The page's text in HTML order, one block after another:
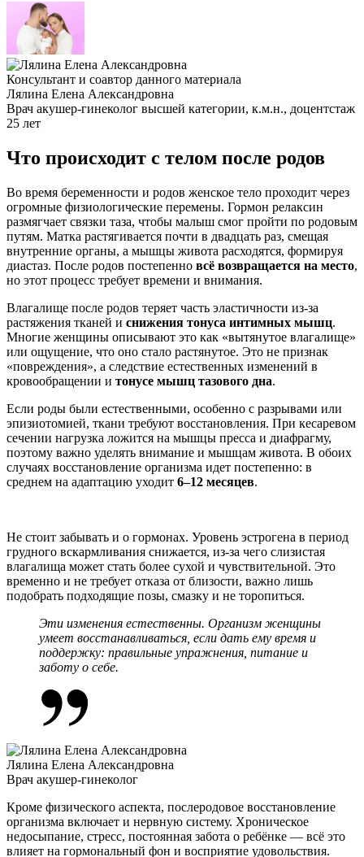
Консультант и соавтор данного материала
Лялина Елена Александровна
Врач акушер-гинеколог высшей категории, к.м.н., доцентстаж
25 лет
Что происходит с телом после родов
Во время беременности и родов женское тело проходит через
огромные физиологические перемены. Гормон релаксин
размягчает связки таза, чтобы малыш смог пройти по родовым
путям. Матка растягивается почти в двадцать раз, смещая
внутренние органы, а мышцы живота расходятся, формируя
диастаз. После родов постепенно всё возвращается на место,
но этот процесс требует времени и внимания.
Влагалище после родов теряет часть эластичности из-за
растяжения тканей и снижения тонуса интимных мышц.
Многие женщины описывают это как «вытянутое влагалище»
или ощущение, что оно стало растянутое. Это не признак
«повреждения», а следствие естественных изменений в
кровообращении и тонусе мышц тазового дна.
Если роды были естественными, особенно с разрывами или
эпизиотомией, ткани требуют восстановления. При кесаревом
сечении нагрузка ложится на мышцы пресса и диафрагму,
поэтому важно уделять внимание и мышцам живота. В обоих
случаях восстановление организма идет постепенно: в
среднем на адаптацию уходит 6–12 месяцев.
Не стоит забывать и о гормонах. Уровень эстрогена в период
грудного вскармливания снижается, из-за чего слизистая
влагалища может стать более сухой и чувствительной. Это
временно и не требует отказа от близости, важно лишь
подобрать подходящие позы, смазку и не торопиться.
Эти изменения естественны. Организм женщины
умеет восстанавливаться, если дать ему время и
поддержку: правильные упражнения, питание и
заботу о себе.
Лялина Елена Александровна
Врач акушер-гинеколог
Кроме физического аспекта, послеродовое восстановление
организма включает и нервную систему. Хроническое
недосыпание, стресс, постоянная забота о ребёнке — всё это
влияет на гормональный фон и восприятие удовольствия.